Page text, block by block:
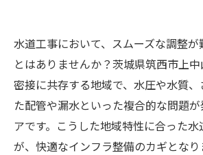
水道工事において、スムーズな調整
とはありませんか？茨城県筑西市上
密接に共存する地域で、水圧や水質
た配管や漏水といった複合的な問題
アです。こうした地域特性に合った
が、快適なインフラ整備のカギとな